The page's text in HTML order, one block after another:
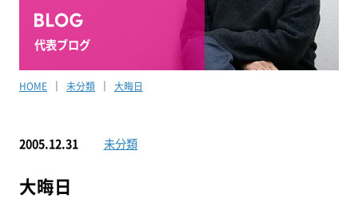
代表ブログ
HOME 未分類 大晦日
2005.12.31 未分類
大晦日